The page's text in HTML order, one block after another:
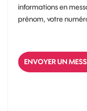
informations en
prénom, votre